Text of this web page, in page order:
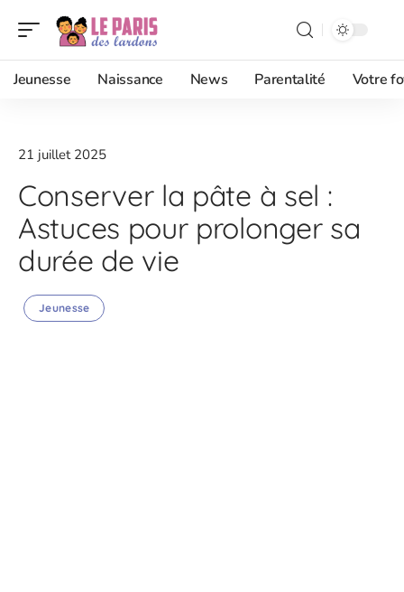
Jeunesse Naissance News Parentalité Votre
21 juillet 2025
Conserver la pâte à sel :
Astuces pour prolonger sa
durée de vie
Jeunesse